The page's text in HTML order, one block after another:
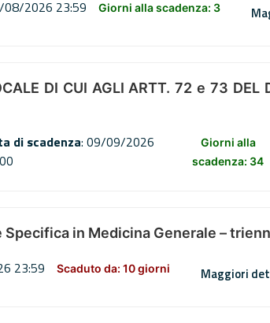
08/2026 23:59 Giorni alla scadenza: 3
DI CUI AGLI ARTT. 72 e 73 DEL
di scadenza: 09/09/2026
Giorni alla
scadenza: 34
Specifica in Medicina Generale –
23:59 Scaduto da: 10 giorni Maggiori